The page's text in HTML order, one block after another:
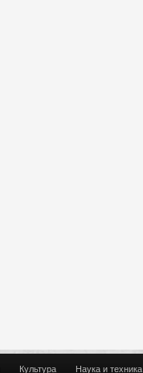
Культура Наука и техника